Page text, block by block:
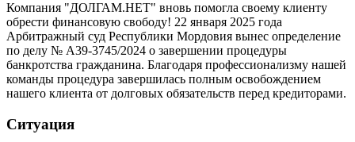
Компания "ДОЛГАМ.НЕТ" вновь помогла своему клиенту
обрести финансовую свободу! 22 января 2025 года
Арбитражный суд Республики Мордовия вынес определение
по делу № А39-3745/2024 о завершении процедуры
банкротства гражданина. Благодаря профессионализму нашей
команды процедура завершилась полным освобождением
нашего клиента от долговых обязательств перед кредиторами.
Ситуация